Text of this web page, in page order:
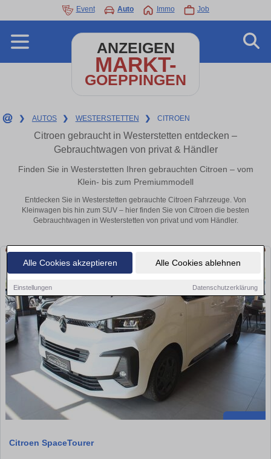
Alle Cookies akzeptieren Alle Cookies ablehnen
Einstellungen Datenschutzerklärung
Event Auto Immo Job
ANZEIGEN
MARKT-
GOEPPINGEN
❯ AUTOS ❯ WESTERSTETTEN ❯ CITROEN
Citroen gebraucht in Westerstetten entdecken –
Gebrauchtwagen von privat & Händler
Finden Sie in Westerstetten Ihren gebrauchten Citroen – vom
Klein- bis zum Premiummodell
Entdecken Sie in Westerstetten gebrauchte Citroen Fahrzeuge. Von
Kleinwagen bis hin zum SUV – hier finden Sie von Citroen die besten
Gebrauchtwagen in Westerstetten von privat und vom Händler.
Citroen SpaceTourer